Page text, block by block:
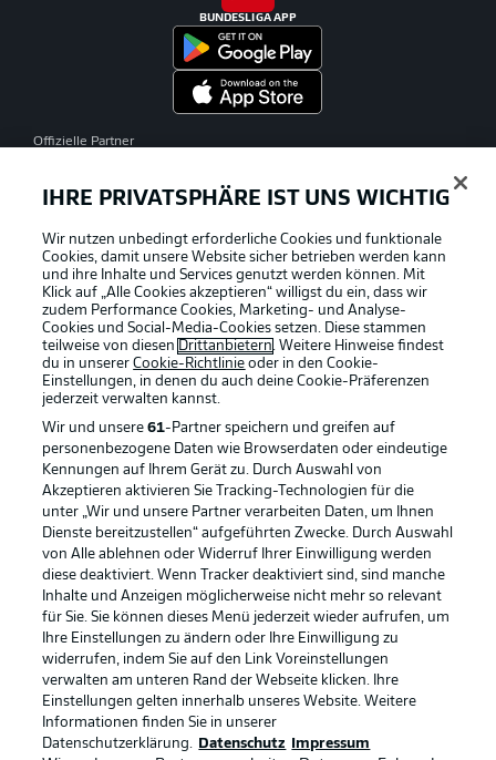
BUNDESLIGA APP
Offizielle Partner
Rechtliche Hinweise Voreinstellungen verwalten
Datenschutz Nutzungsbedingungen
Broadcaster Kontakt
Jobs Impressum
Partner Spieler
Liveticker
IHRE PRIVATSPHÄRE IST UNS WICHTIG
Wir nutzen unbedingt erforderliche Cookies und funktionale
Cookies, damit unsere Website sicher betrieben werden kann
und ihre Inhalte und Services genutzt werden können. Mit
Klick auf „Alle Cookies akzeptieren“ willigst du ein, dass wir
zudem Performance Cookies, Marketing- und Analyse-
Cookies und Social-Media-Cookies setzen. Diese stammen
teilweise von diesen Drittanbietern. Weitere Hinweise findest
du in unsererCookie-Richtlinie oder in den Cookie-
Einstellungen, in denen du auch deine Cookie-Präferenzen
jederzeit verwalten kannst.
Wir und unsere61-Partner speichern und greifen auf
personenbezogene Daten wie Browserdaten oder eindeutige
Kennungen auf Ihrem Gerät zu. Durch Auswahl von
Akzeptieren aktivieren Sie Tracking-Technologien für die
unter „Wir und unsere Partner verarbeiten Daten, um Ihnen
Dienste bereitzustellen“ aufgeführten Zwecke. Durch Auswahl
von Alle ablehnen oder Widerruf Ihrer Einwilligung werden
diese deaktiviert. Wenn Tracker deaktiviert sind, sind manche
Inhalte und Anzeigen möglicherweise nicht mehr so relevant
für Sie. Sie können dieses Menü jederzeit wieder aufrufen, um
Ihre Einstellungen zu ändern oder Ihre Einwilligung zu
widerrufen, indem Sie auf den Link Voreinstellungen
verwalten am unteren Rand der Webseite klicken. Ihre
Einstellungen gelten innerhalb unseres Website. Weitere
Informationen finden Sie in unserer
Datenschutzerklärung.
Datenschutz Impressum